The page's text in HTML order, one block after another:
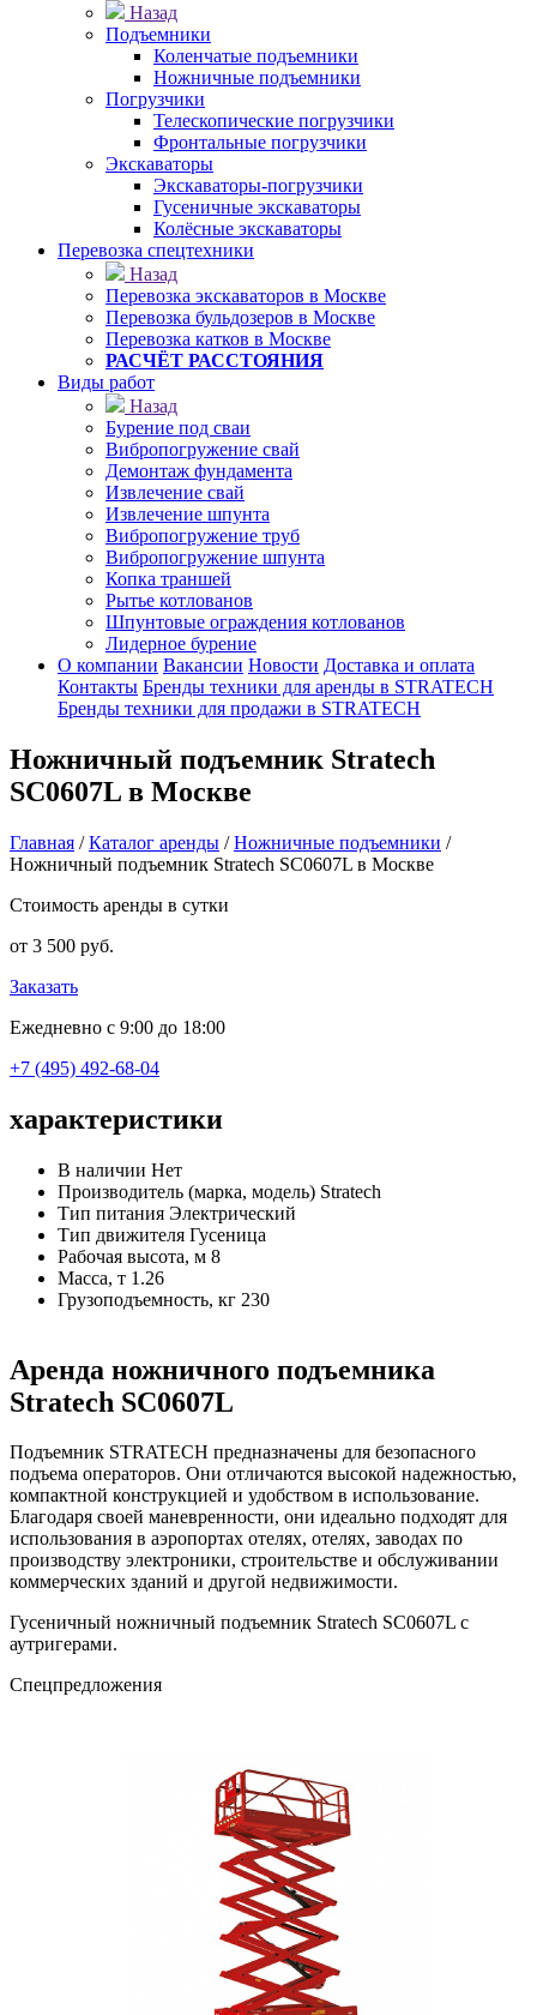
Назад
Подъемники
Коленчатые подъемники
Ножничные подъемники
Погрузчики
Телескопические погрузчики
Фронтальные погрузчики
Экскаваторы
Экскаваторы-погрузчики
Гусеничные экскаваторы
Колёсные экскаваторы
Перевозка спецтехники
Назад
Перевозка экскаваторов в Москве
Перевозка бульдозеров в Москве
Перевозка катков в Москве
РАСЧЁТ РАССТОЯНИЯ
Виды работ
Назад
Бурение под сваи
Вибропогружение свай
Демонтаж фундамента
Извлечение свай
Извлечение шпунта
Вибропогружение труб
Вибропогружение шпунта
Копка траншей
Рытье котлованов
Шпунтовые ограждения котлованов
Лидерное бурение
О компании Вакансии Новости Доставка и оплата
Контакты Бренды техники для аренды в STRATECH
Бренды техники для продажи в STRATECH
Ножничный подъемник Stratech
SC0607L в Москве
Главная / Каталог аренды / Ножничные подъемники /
Ножничный подъемник Stratech SC0607L в Москве
Стоимость аренды в сутки
от 3 500 руб.
Заказать
Ежедневно с 9:00 до 18:00
+7 (495) 492-68-04
характеристики
В наличии Нет
Производитель (марка, модель) Stratech
Тип питания Электрический
Тип движителя Гусеница
Рабочая высота, м 8
Масса, т 1.26
Грузоподъемность, кг 230
Аренда ножничного подъемника
Stratech SC0607L
Подъемник STRATECH предназначены для безопасного
подъема операторов. Они отличаются высокой надежностью,
компактной конструкцией и удобством в использование.
Благодаря своей маневренности, они идеально подходят для
использования в аэропортах отелях, отелях, заводах по
производству электроники, строительстве и обслуживании
коммерческих зданий и другой недвижимости.
Гусеничный ножничный подъемник Stratech SC0607L c
аутригерами.
Cпецпредложения